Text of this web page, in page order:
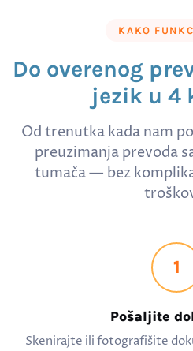
KAKO
Do overenog
jezik u 4
Od trenutka kada nam
preuzimanja prevoda
tumača — bez
1
Pošaljite
Skenirajte ili fotografišite